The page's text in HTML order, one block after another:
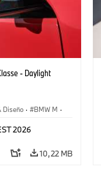
- Daylight
Diseño · BMW M ·
2026
10,22 MB